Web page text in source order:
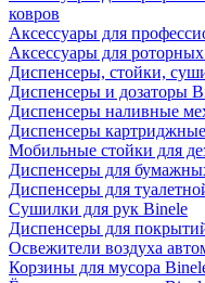
ковров
Аксессуары для
Аксессуары для
Диспенсеры, стойки,
Диспенсеры и дозаторы
Диспенсеры наливные
Диспенсеры
Мобильные стойки для
Диспенсеры для
Диспенсеры для
Сушилки для рук Binele
Диспенсеры для
Освежители воздуха
Корзины для мусора